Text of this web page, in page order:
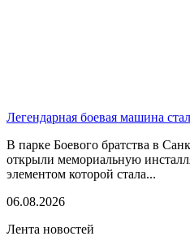
Легендарная боевая машина
В парке Боевого братства в
открыли мемориальную
элементом которой стала...
06.08.2026
Лента новостей